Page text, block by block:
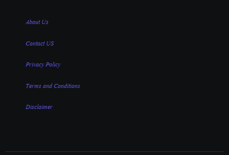
About Us
Contact US
Privacy Policy
Terms and Conditions
Disclaimer